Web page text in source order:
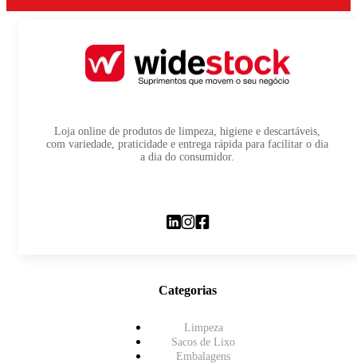
Loja online de produtos de limpeza, higiene e descartáveis,
com variedade, praticidade e entrega rápida para facilitar o dia
a dia do consumidor.
Categorias
Limpeza
Sacos de Lixo
Embalagens